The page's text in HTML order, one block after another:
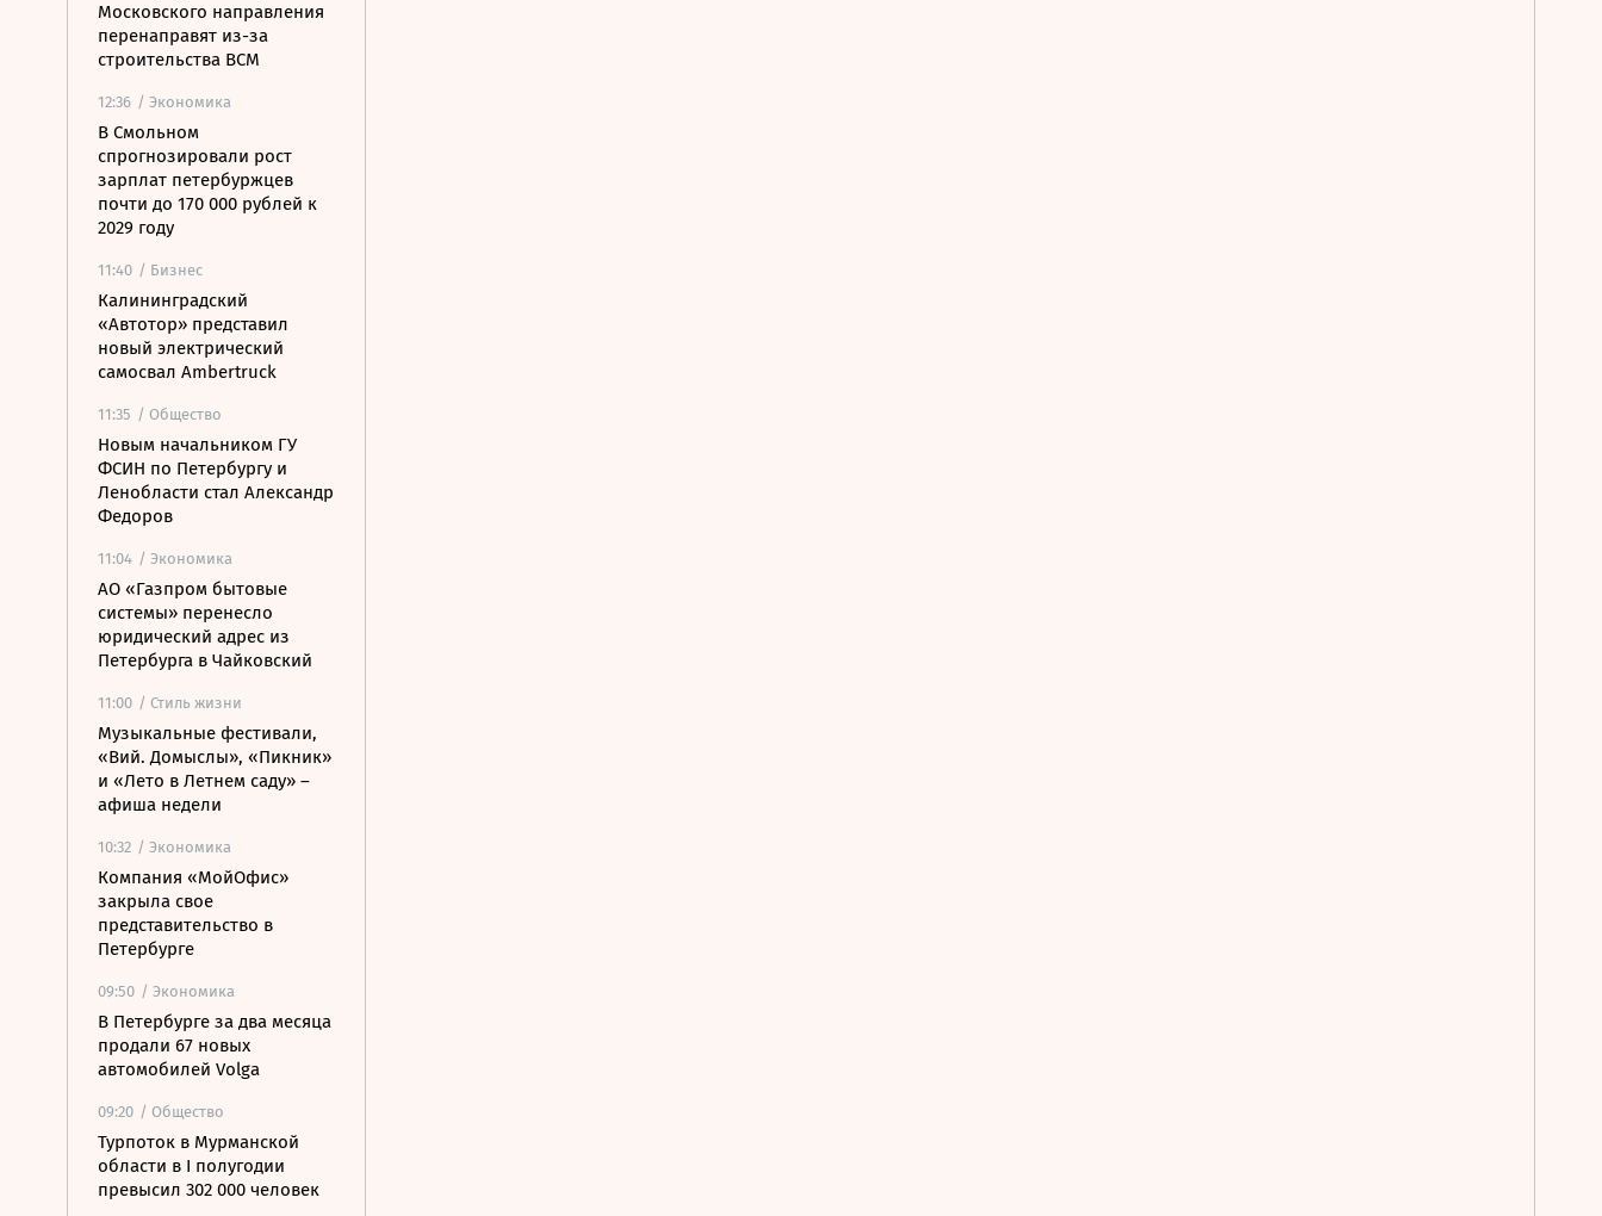
Московского направления
перенаправят из-за
строительства ВСМ
12:36 / Экономика
В Смольном
спрогнозировали рост
зарплат петербуржцев
почти до 170 000 рублей к
2029 году
11:40 / Бизнес
Калининградский
«Автотор» представил
новый электрический
самосвал Ambertruck
11:35 / Общество
Новым начальником ГУ
ФСИН по Петербургу и
Ленобласти стал Александр
Федоров
11:04 / Экономика
АО «Газпром бытовые
системы» перенесло
юридический адрес из
Петербурга в Чайковский
11:00 / Стиль жизни
Музыкальные фестивали,
«Вий. Домыслы», «Пикник»
и «Лето в Летнем саду» –
афиша недели
10:32 / Экономика
Компания «МойОфис»
закрыла свое
представительство в
Петербурге
09:50 / Экономика
В Петербурге за два месяца
продали 67 новых
автомобилей Volga
09:20 / Общество
Турпоток в Мурманской
области в I полугодии
превысил 302 000 человек